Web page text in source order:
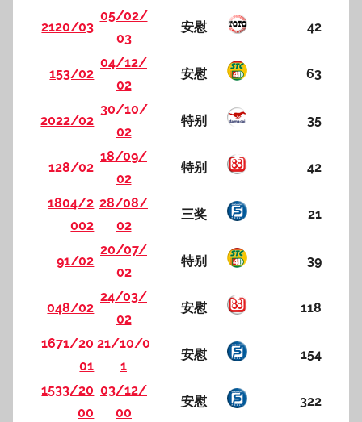
2120/03
05/02/
03
安慰 42
153/02
04/12/
02
安慰 63
2022/02
30/10/
02
特别 35
128/02
18/09/
02
特别 42
1804/2
002
28/08/
02
三奖 21
91/02
20/07/
02
特别 39
048/02
24/03/
02
安慰 118
1671/20
01
21/10/0
1
安慰 154
1533/20
00
03/12/
00
安慰 322